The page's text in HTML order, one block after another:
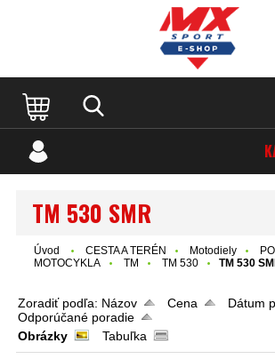
TM 530 SMR
Úvod CESTA A TERÉN Motodiely
MOTOCYKLA
TM TM 530 TM 530
Zoradiť podľa: Názov Cena
Dátum
Odporúčané poradie
Obrázky
Tabuľka